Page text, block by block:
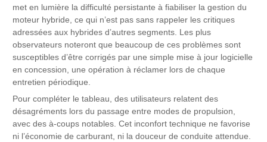
met en lumière la difficulté persistante à fiabiliser la gestion du
moteur hybride, ce qui n’est pas sans rappeler les critiques
adressées aux hybrides d’autres segments. Les plus
observateurs noteront que beaucoup de ces problèmes sont
susceptibles d’être corrigés par une simple mise à jour logicielle
en concession, une opération à réclamer lors de chaque
entretien périodique.
Pour compléter le tableau, des utilisateurs relatent des
désagréments lors du passage entre modes de propulsion,
avec des à-coups notables. Cet inconfort technique ne favorise
ni l’économie de carburant, ni la douceur de conduite attendue.